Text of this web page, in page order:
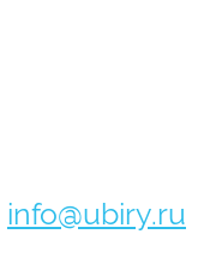
info@ubiry.ru